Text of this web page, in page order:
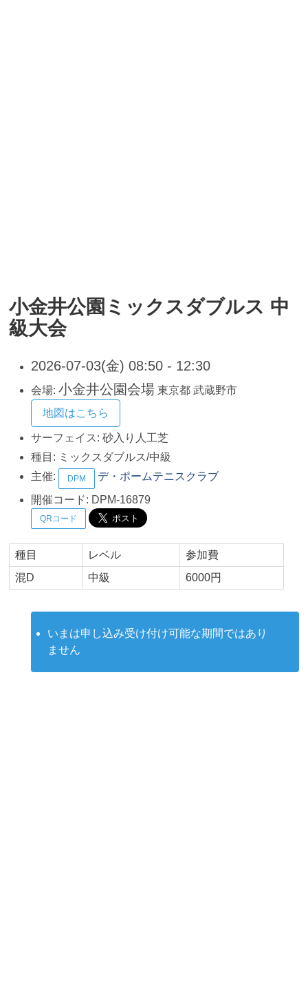
小金井公園ミックスダブルス 中
級大会
2026-07-03(金) 08:50 - 12:30
会場: 小金井公園会場 東京都 武蔵野市
地図はこちら
サーフェイス: 砂入り人工芝
種目: ミックスダブルス/中級
主催:
DPM
デ・ポームテニスクラブ
開催コード: DPM-16879
QRコード
種目 レベル
参加費
混D
中級 6000円
いまは申し込み受け付け可能な期間ではあり
ません